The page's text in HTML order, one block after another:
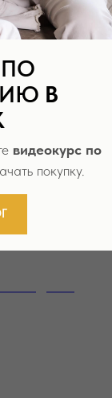
В
видеокурс по
покупку.
на 6